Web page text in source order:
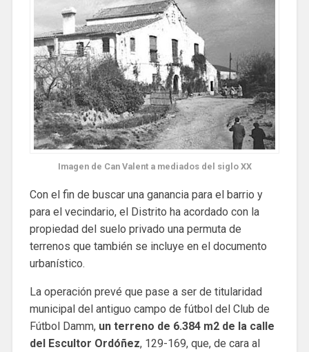
Imagen de Can Valent a mediados del siglo XX
Con el fin de buscar una ganancia para el barrio y
para el vecindario, el Distrito ha acordado con la
propiedad del suelo privado una permuta de
terrenos que también se incluye en el documento
urbanístico.
La operación prevé que pase a ser de titularidad
municipal del antiguo campo de fútbol del Club de
Fútbol Damm, un terreno de 6.384 m2 de la calle
del Escultor Ordóñez, 129-169, que, de cara al